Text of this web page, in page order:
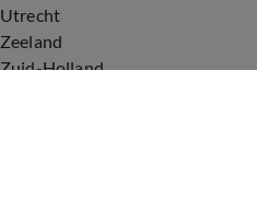
Utrecht
Zeeland
Zuid-Holland